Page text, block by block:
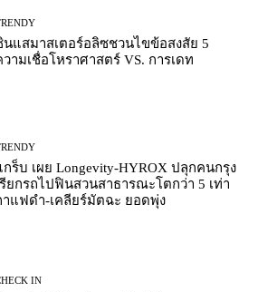
นแสมาสเตอร์อลิซชวนไขข้อสงสัย 5
วามเชื่อโหราศาสตร์ VS. การเดท
กร็บ เผย Longevity-HYROX ปลุกคนกรุง
รียกรถไปฟินสวนสาธารณะโตกว่า 5 เท่า
าแฟดำ-เคลียร์มัตฉะ ยอดพุ่ง
IN